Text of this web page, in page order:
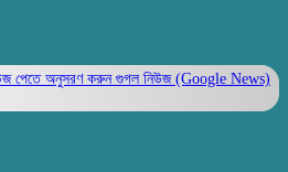
পেতে অনুসরণ করুন গুগল নিউজ (Google News)